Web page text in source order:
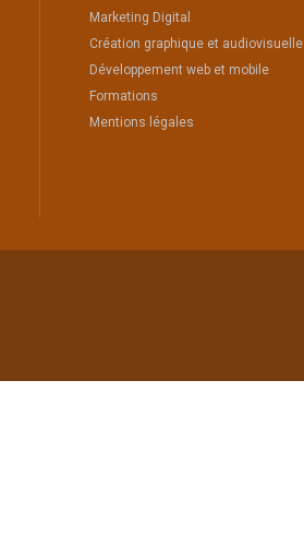
Marketing Digital
Création graphique et audiovisuelle
Développement web et mobile
Formations
Mentions légales